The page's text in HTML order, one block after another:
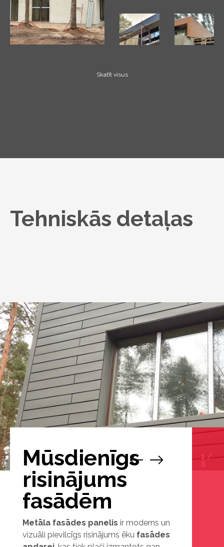
Skatīt visus
Tehniskās detaļas
Mūsdienīgs
risinājums
fasādēm
Metāla fasādes panelis ir moderns un
vizuāli pievilcīgs risinājums ēku fasādes
1/
6